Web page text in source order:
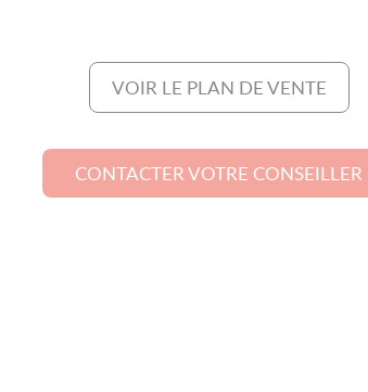
VOIR LE PLAN DE VENTE
CONTACTER VOTRE CONSEILLER